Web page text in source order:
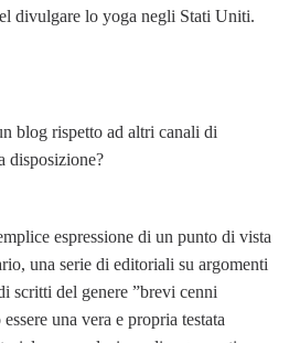
divulgare lo yoga negli Stati Uniti.
blog rispetto ad altri canali di
disposizione?
espressione di un punto di vista
una serie di editoriali su argomenti
scritti del genere ”brevi cenni
una vera e propria testata